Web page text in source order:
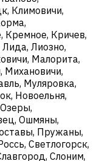
Климовичи,
Кремное, Кричев,
Лиозно,
Малорита,
Муляровка,
Новоельня,
Ошмяны,
Пружаны,
Светлогорск,
Слоним,